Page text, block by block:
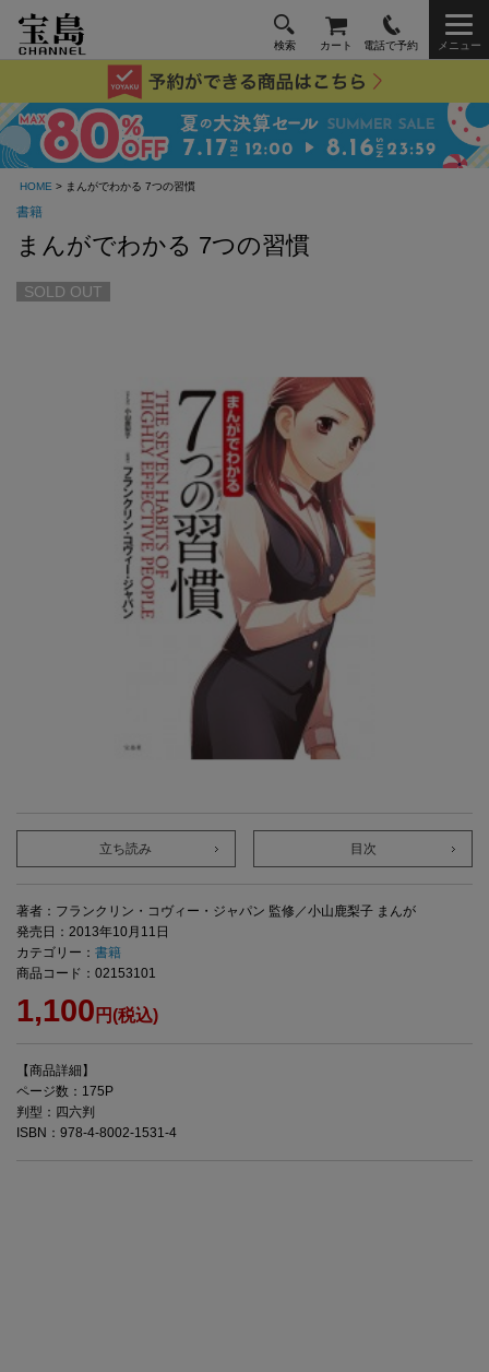
検索 カート 電話で予約 メニュー
HOME > まんがでわかる 7つの習慣
書籍
まんがでわかる 7つの習慣
SOLD OUT
立ち読み 目次
著者：フランクリン・コヴィー・ジャパン 監修／小山鹿梨子 まんが
発売日：2013年10月11日
カテゴリー： 書籍
商品コード：02153101
1,100 円(税込)
【商品詳細】
ページ数：175P
判型：四六判
ISBN：978-4-8002-1531-4